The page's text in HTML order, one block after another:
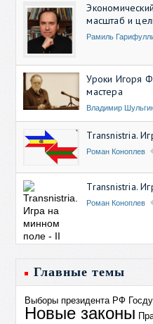
масштаб и
Рамиль
Уроки Игоря
мастера
Владимир
Transnistria.
Роман Коноплев
Transnistria.
Роман Коноплев
Главные темы
Выборы президента РФ
Новые законы